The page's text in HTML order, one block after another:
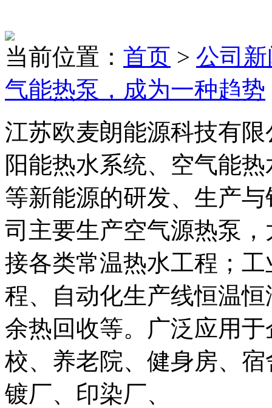
当前位置： 首页 > 公司
气能热泵，成为一种趋势
江苏欧麦朗能源科技有
阳能热水系统、空气能
等新能源的研发、生产
司主要生产空气源热泵
接各类常温热水工程；
程、自动化生产线恒温
余热回收等。广泛应用
校、养老院、健身房、
镀厂、印染厂、